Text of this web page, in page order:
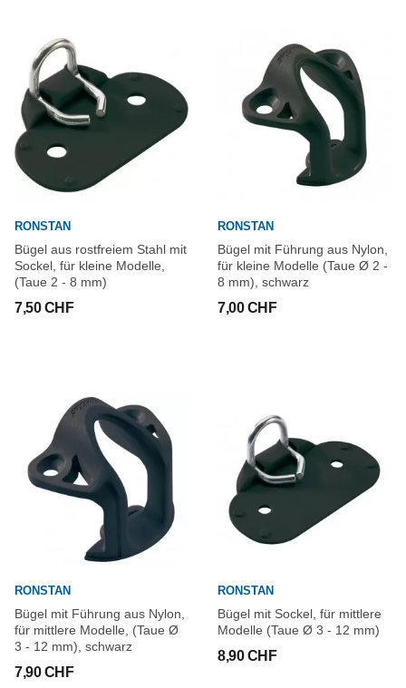
RONSTAN
Bügel aus rostfreiem Stahl mit
Sockel, für kleine Modelle,
(Taue 2 - 8 mm)
7,50 CHF
RONSTAN
Bügel mit Führung aus Nylon,
für kleine Modelle (Taue Ø 2 -
8 mm), schwarz
7,00 CHF
RONSTAN
Bügel mit Führung aus Nylon,
für mittlere Modelle, (Taue Ø
3 - 12 mm), schwarz
7,90 CHF
RONSTAN
Bügel mit Sockel, für mittlere
Modelle (Taue Ø 3 - 12 mm)
8,90 CHF